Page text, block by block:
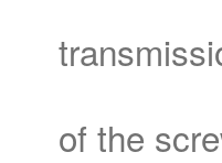
of the